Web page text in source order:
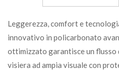
Leggerezza, comfort e
innovativo in policarbonato
ottimizzato garantisce un flusso
visiera ad ampia visuale con